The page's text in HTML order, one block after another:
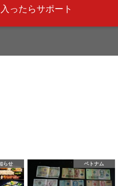
ったらサポート
らせ ベトナム